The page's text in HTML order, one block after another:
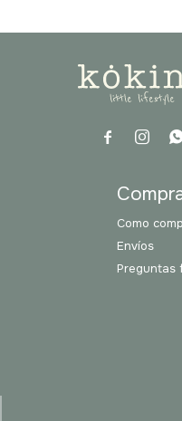
 
Como
Envíos
Preguntas